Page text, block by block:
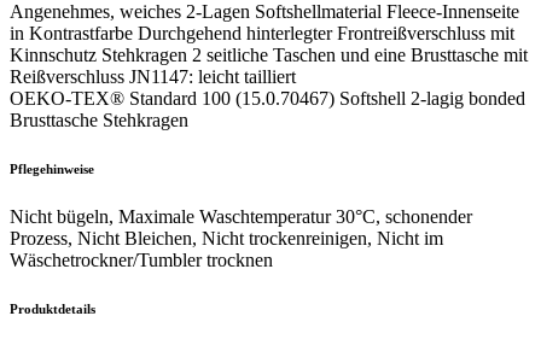
Angenehmes, weiches 2-Lagen Softshellmaterial Fleece-Innenseite
in Kontrastfarbe Durchgehend hinterlegter Frontreißverschluss mit
Kinnschutz Stehkragen 2 seitliche Taschen und eine Brusttasche mit
Reißverschluss JN1147: leicht tailliert
OEKO-TEX® Standard 100 (15.0.70467) Softshell 2-lagig bonded
Brusttasche Stehkragen
Pflegehinweise
Nicht bügeln, Maximale Waschtemperatur 30°C, schonender
Prozess, Nicht Bleichen, Nicht trockenreinigen, Nicht im
Wäschetrockner/Tumbler trocknen
Produktdetails